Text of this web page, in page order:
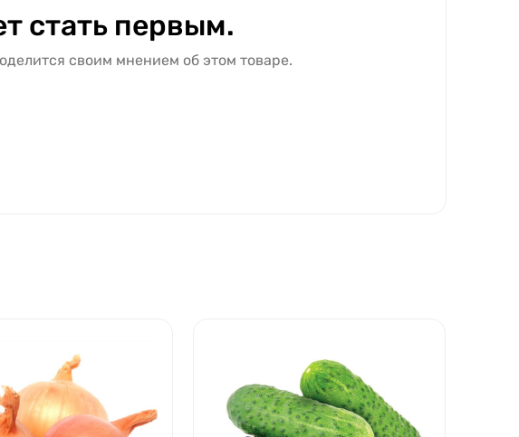
стать первым.
своим мнением об этом товаре.